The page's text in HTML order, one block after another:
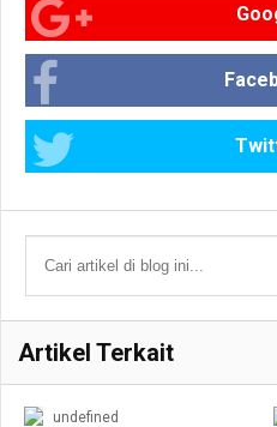
Artikel Terkait
undefined